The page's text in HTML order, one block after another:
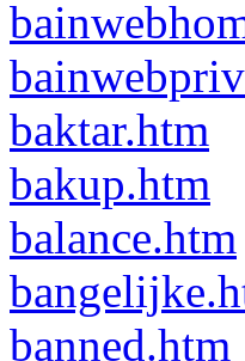
baktar.htm
bakup.htm
balance.htm
banned.htm